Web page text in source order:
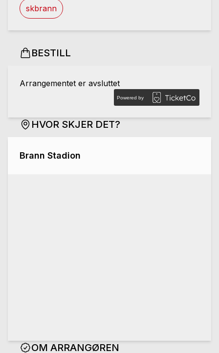
skbrann
BESTILL
Arrangementet er avsluttet
Powered by
HVOR SKJER DET?
Brann Stadion
OM ARRANGØREN